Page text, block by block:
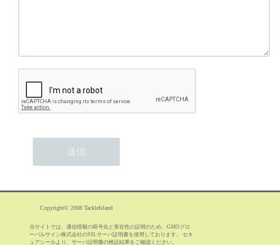
Copyright© 2008 TackleIsland
当サイトでは、通信情報の暗号化と実在性の証明のため、GMOグロ
ーバルサイン株式会社のSSLサーバ証明書を使用しております。 セキ
ュアシールより、サーバ証明書の検証結果をご確認ください。